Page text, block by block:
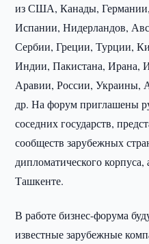
из США, Канады,
Испании, Нидерландов,
Сербии, Греции, Турции,
Индии, Пакистана, Ирана,
Аравии, России, Украины,
др. На форум приглашены
соседних государств,
сообществ зарубежных
дипломатического корпуса,
Ташкенте.
В работе бизнес-форума
известные зарубежные